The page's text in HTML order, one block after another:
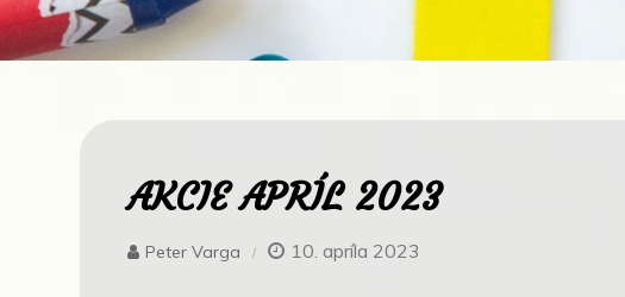
AKCIE APRÍL 2023
Peter Varga 10. apríla 2023